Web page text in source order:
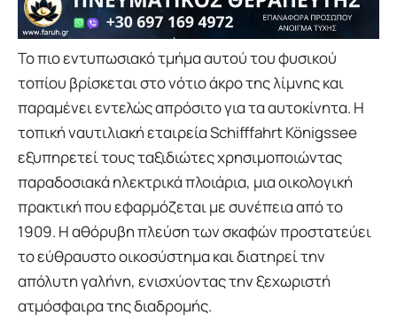
Το πιο εντυπωσιακό τμήμα αυτού του φυσικού
τοπίου βρίσκεται στο νότιο άκρο της λίμνης και
παραμένει εντελώς απρόσιτο για τα αυτοκίνητα. Η
τοπική ναυτιλιακή εταιρεία Schifffahrt Königssee
εξυπηρετεί τους ταξιδιώτες χρησιμοποιώντας
παραδοσιακά ηλεκτρικά πλοιάρια, μια οικολογική
πρακτική που εφαρμόζεται με συνέπεια από το
1909. Η αθόρυβη πλεύση των σκαφών προστατεύει
το εύθραυστο οικοσύστημα και διατηρεί την
απόλυτη γαλήνη, ενισχύοντας την ξεχωριστή
ατμόσφαιρα της διαδρομής.